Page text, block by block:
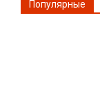
Популярные